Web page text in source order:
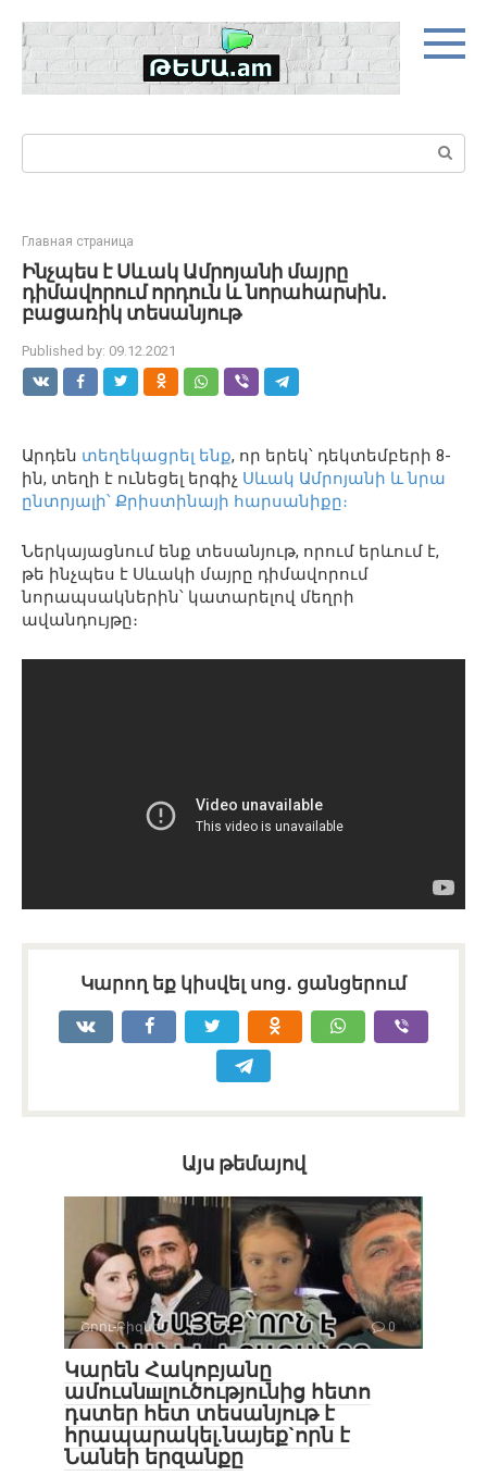
content
Search:
Главная страница
Ինչպես է Սևակ Ամրոյանի մայրը
դիմավորում որդուն և նորահարսին․
բացառիկ տեսանյութ
Published by: 09.12.2021
Արդեն տեղեկացրել ենք, որ երեկ՝ դեկտեմբերի 8-
ին, տեղի է ունեցել երգիչ Սևակ Ամրոյանի և նրա
ընտրյալի՝ Քրիստինայի հարսանիքը։
Ներկայացնում ենք տեսանյութ, որում երևում է,
թե ինչպես է Սևակի մայրը դիմավորում
նորապսակներին՝ կատարելով մեղրի
ավանդույթը։
Կարող եք կիսվել սոց․ ցանցերում
Այս թեմայով
Շոու-Բիզնես 0
Կարեն Հակոբյանը
ամուսնшլուծությունից հետո
դստեր հետ տեսանյութ է
հրապարակել.նայեք`որն է
Նանեի երզանքը